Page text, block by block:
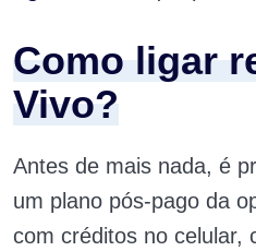
Como ligar
Vivo?
Antes de mais nada, é
um plano pós-pago da
com créditos no celular,